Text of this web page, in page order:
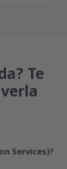
Te
Services)?